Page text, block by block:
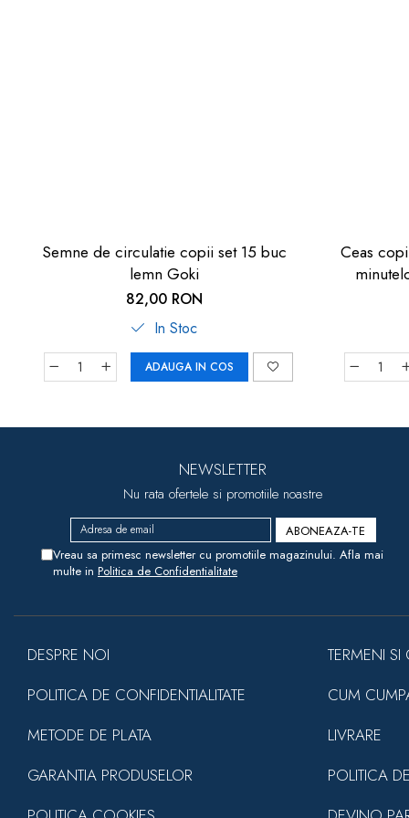
Semne de circulatie copii set 15 buc
lemn Goki
82,00 RON
In Stoc
ADAUGA IN COS
Ceas
NEWSLETTER
Nu rata ofertele si promotiile noastre
Vreau sa primesc newsletter cu promotiile magazinului. Afla mai
multe in Politica de Confidentialitate
DESPRE NOI
POLITICA DE CONFIDENTIALITATE
METODE DE PLATA
GARANTIA PRODUSELOR
TERMENI SI
CUM
LIVRARE
POLITICA